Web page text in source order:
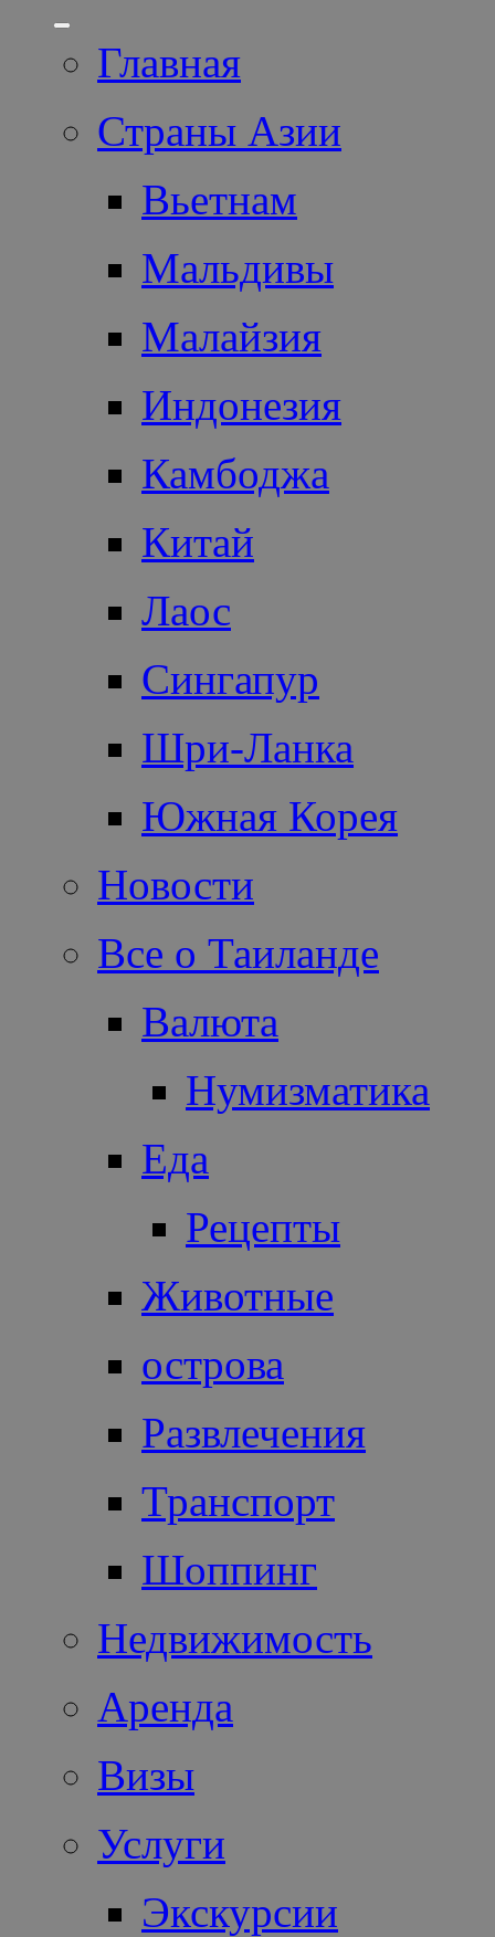
Главная
Страны Азии
Вьетнам
Мальдивы
Малайзия
Индонезия
Камбоджа
Китай
Лаос
Сингапур
Шри-Ланка
Южная Корея
Новости
Все о Таиланде
Валюта
Нумизматика
Еда
Рецепты
Животные
острова
Развлечения
Транспорт
Шоппинг
Недвижимость
Аренда
Визы
Услуги
Экскурсии